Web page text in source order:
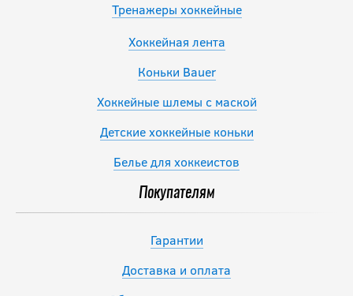
Тренажеры хоккейные
Хоккейная лента
Коньки Bauer
Хоккейные шлемы с маской
Детские хоккейные коньки
Белье для хоккеистов
Покупателям
Гарантии
Доставка и оплата